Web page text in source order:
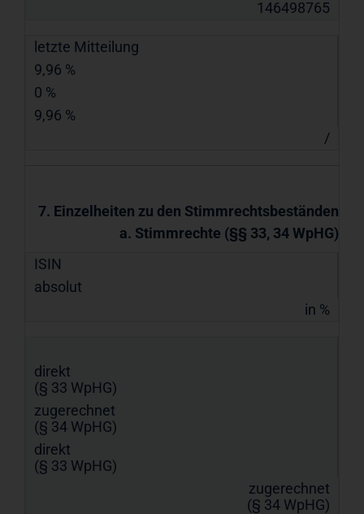
146498765
letzte Mitteilung
9,96 %
0 %
9,96 %
/
7. Einzelheiten zu den Stimmrechtsbeständen
a. Stimmrechte (§§ 33, 34 WpHG)
ISIN
absolut
in %
direkt
(§ 33 WpHG)
zugerechnet
(§ 34 WpHG)
direkt
(§ 33 WpHG)
zugerechnet
(§ 34 WpHG)